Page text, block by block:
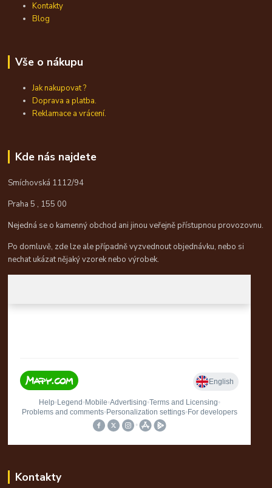
Kontakty
Blog
Vše o nákupu
Jak nakupovat ?
Doprava a platba.
Reklamace a vrácení.
Kde nás najdete
Smíchovská 1112/94
Praha 5 , 155 00
Nejedná se o kamenný obchod ani jinou veřejně přístupnou provozovnu.
Po domluvě, zde lze ale případně vyzvednout objednávku, nebo si
nechat ukázat nějaký vzorek nebo výrobek.
Kontakty